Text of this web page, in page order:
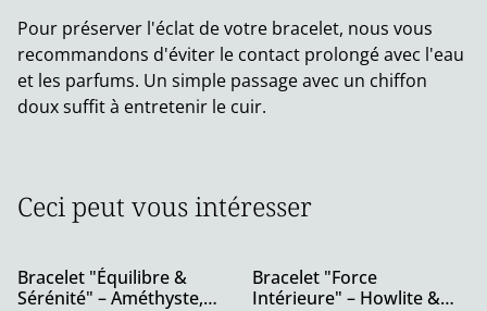
Pour préserver l'éclat de votre bracelet, nous vous
recommandons d'éviter le contact prolongé avec l'eau
et les parfums. Un simple passage avec un chiffon
doux suffit à entretenir le cuir.
Ceci peut vous intéresser
Bracelet "Équilibre &
Sérénité" – Améthyste,
Bracelet "Force
Intérieure" – Howlite &